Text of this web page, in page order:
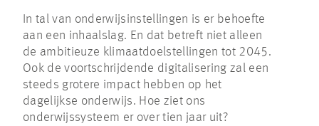
In tal van onderwijsinstellingen is er behoefte
aan een inhaalslag. En dat betreft niet alleen
de ambitieuze klimaatdoelstellingen tot 2045.
Ook de voortschrijdende digitalisering zal een
steeds grotere impact hebben op het
dagelijkse onderwijs. Hoe ziet ons
onderwijssysteem er over tien jaar uit?